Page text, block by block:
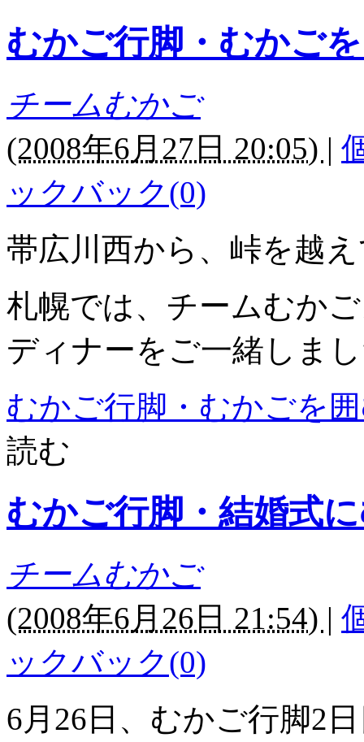
むかご行脚・むかご
チームむかご
(2008年6月27日 20:05) |
ックバック(0)
帯広川西から、峠を越
札幌では、チームむか
ディナーをご一緒しま
むかご行脚・むかごを
読む
むかご行脚・結婚式
チームむかご
(2008年6月26日 21:54) |
ックバック(0)
6月26日、むかご行脚2